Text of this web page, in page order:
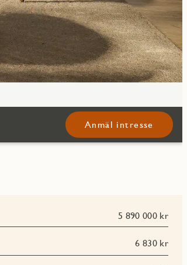
Anmäl intresse
5 890 000 kr
6 830 kr